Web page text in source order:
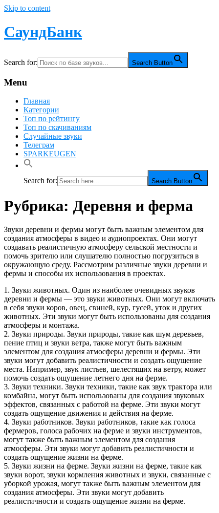
Skip to content
СаундБанк
Search for: Search Button
Menu
Главная
Категории
Топ по рейтингу
Топ по скачиваниям
Случайные звуки
Телеграм
SPARKEUGEN
Search for: Search Button
Рубрика: Деревня и ферма
Звуки деревни и фермы могут быть важным элементом для
создания атмосферы в видео и аудиопроектах. Они могут
создавать реалистичную атмосферу сельской местности и
помочь зрителю или слушателю полностью погрузиться в
окружающую среду. Рассмотрим различные звуки деревни и
фермы и способы их использования в проектах.
1. Звуки животных. Один из наиболее очевидных звуков
деревни и фермы — это звуки животных. Они могут включать
в себя звуки коров, овец, свиней, кур, гусей, уток и других
животных. Эти звуки могут быть использованы для создания
атмосферы и монтажа.
2. Звуки природы. Звуки природы, такие как шум деревьев,
пение птиц и звуки ветра, также могут быть важным
элементом для создания атмосферы деревни и фермы. Эти
звуки могут добавить реалистичности и создать ощущение
места. Например, звук листьев, шелестящих на ветру, может
помочь создать ощущение летнего дня на ферме.
3. Звуки техники. Звуки техники, такие как звук трактора или
комбайна, могут быть использованы для создания звуковых
эффектов, связанных с работой на ферме. Эти звуки могут
создать ощущение движения и действия на ферме.
4. Звуки работников. Звуки работников, такие как голоса
фермеров, голоса рабочих на ферме и звуки инструментов,
могут также быть важным элементом для создания
атмосферы. Эти звуки могут добавить реалистичности и
создать ощущение жизни на ферме.
5. Звуки жизни на ферме. Звуки жизни на ферме, такие как
звуки ворот, звуки кормления животных и звуки, связанные с
уборкой урожая, могут также быть важным элементом для
создания атмосферы. Эти звуки могут добавить
реалистичности и создать ощущение жизни на ферме.